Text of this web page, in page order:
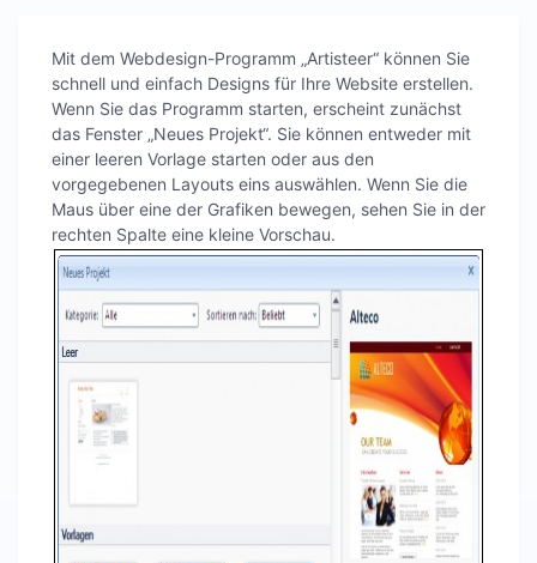
Mit dem Webdesign-Programm „Artisteer“ können Sie
schnell und einfach Designs für Ihre Website erstellen.
Wenn Sie das Programm starten, erscheint zunächst
das Fenster „Neues Projekt“. Sie können entweder mit
einer leeren Vorlage starten oder aus den
vorgegebenen Layouts eins auswählen. Wenn Sie die
Maus über eine der Grafiken bewegen, sehen Sie in der
rechten Spalte eine kleine Vorschau.